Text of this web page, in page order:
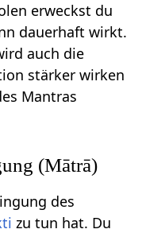
erweckst du
dauerhaft wirkt.
auch die
stärker wirken
Mantras
(Mātrā)
des
zu tun hat. Du